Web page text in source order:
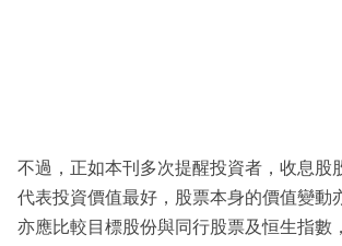
不過，正如本刊多次提醒投資者，收息股
代表投資價值最好，股票本身的價值變動
亦應比較目標股份與同行股票及恒生指數